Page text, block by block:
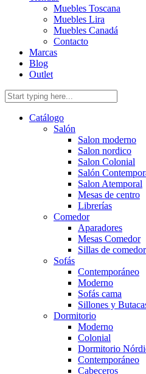
Muebles Toscana
Muebles Lira
Muebles Canadá
Contacto
Marcas
Blog
Outlet
Catálogo
Salón
Salon moderno
Salon nordico
Salon Colonial
Salón
Salon Atemporal
Mesas de centro
Librerías
Comedor
Aparadores
Mesas Comedor
Sillas de comedor
Sofás
Contemporáneo
Moderno
Sofás cama
Sillones y
Dormitorio
Moderno
Colonial
Dormitorio
Contemporáneo
Cabeceros